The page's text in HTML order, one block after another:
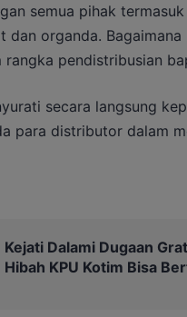
semua pihak
dan organda.
rangka pendistribusian
secara langsung
para distributor dalam
Kejati Dalami Dugaan
Hibah KPU Kotim Bisa